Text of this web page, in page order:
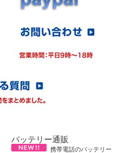
バッテリー通販
携帯電話のバッテリー